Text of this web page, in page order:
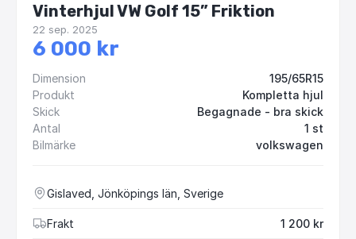
Vinterhjul VW Golf 15” Friktion
22 sep. 2025
6 000 kr
Dimension
195/65R15
Produkt
Kompletta hjul
Skick
Begagnade - bra skick
Antal
1 st
Bilmärke
volkswagen
Gislaved, Jönköpings län, Sverige
Frakt 1 200 kr